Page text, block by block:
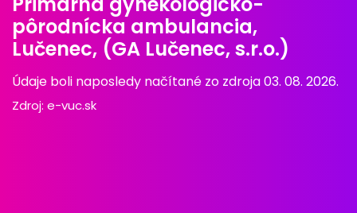
pôrodnícka ambulancia,
Lučenec, (GA Lučenec, s.r.o.)
Údaje boli naposledy načítané zo zdroja 03. 08. 2026.
Zdroj: e-vuc.sk